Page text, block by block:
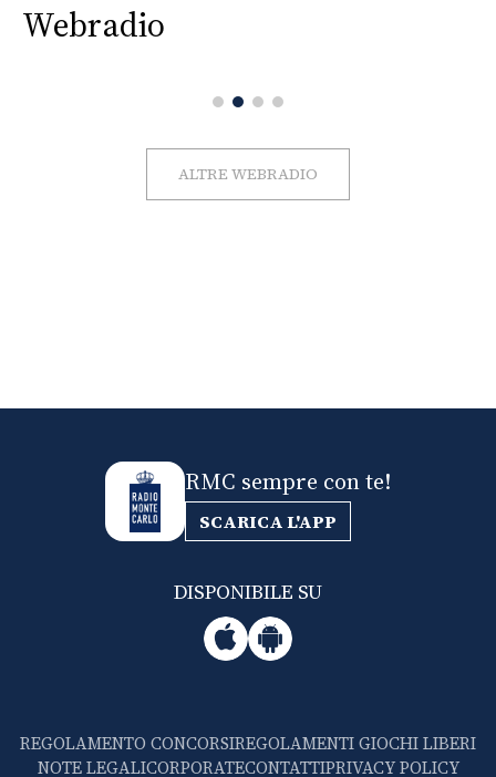
Webradio
ALTRE WEBRADIO
RMC sempre con te!
SCARICA L'APP
DISPONIBILE SU
REGOLAMENTO CONCORSIREGOLAMENTI GIOCHI LIBERI
NOTE LEGALICORPORATECONTATTIPRIVACY POLICY